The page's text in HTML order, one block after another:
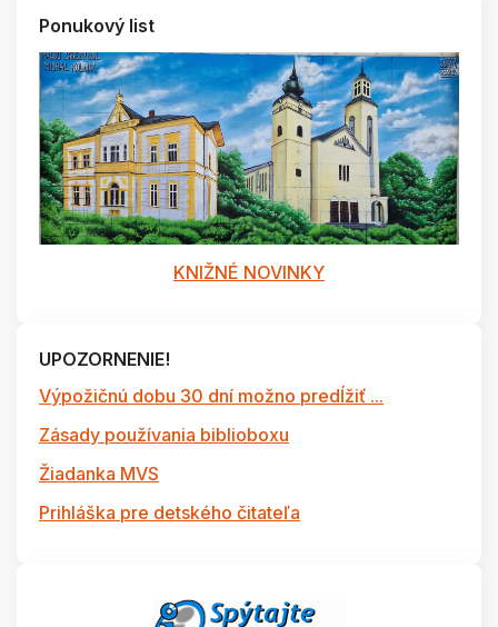
Ponukový list
KNIŽNÉ NOVINKY
UPOZORNENIE!
Výpožičnú dobu 30 dní možno predĺžiť ...
Zásady používania biblioboxu
Žiadanka MVS
Prihláška pre detského čitateľa